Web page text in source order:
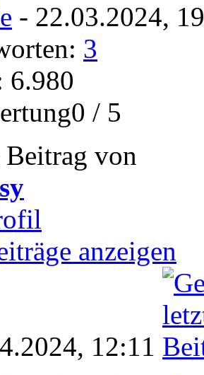
- 22.03.2024,
3
6.980
/ 5
von
anzeigen
12:11